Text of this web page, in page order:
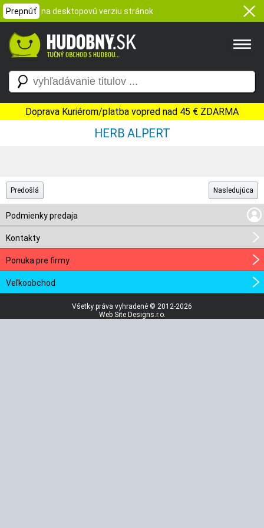
Prepnúť na desktopovú verziu stránok
Doprava Kuriérom/platba vopred nad 45 € ZDARMA
HERB ALPERT
Predošlá Nasledujúca
Podmienky predaja
Kontakty
Ponuka pre firmy
Veľkoobchod
Všetky práva vyhradené © 2012-2026
Web Site Designs.r.o.